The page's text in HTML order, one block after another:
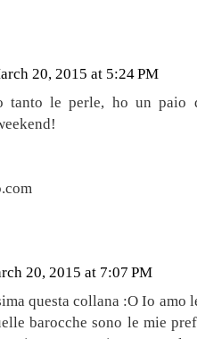
20, 2015 at 5:24 PM
tanto le perle, ho un
20, 2015 at 7:07 PM
questa collana :O Io amo
barocche sono le mie